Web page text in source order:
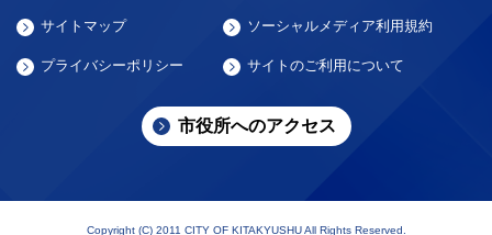
サイトマップ ソーシャルメディア利用規約
プライバシーポリシー サイトのご利用について
市役所へのアクセス
Copyright (C) 2011 CITY OF KITAKYUSHU All Rights Reserved.